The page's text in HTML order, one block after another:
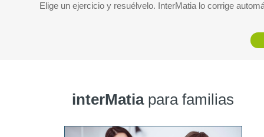
Elige un ejercicio y resuélvelo. InterMatia lo corrige
interMatiapara familias